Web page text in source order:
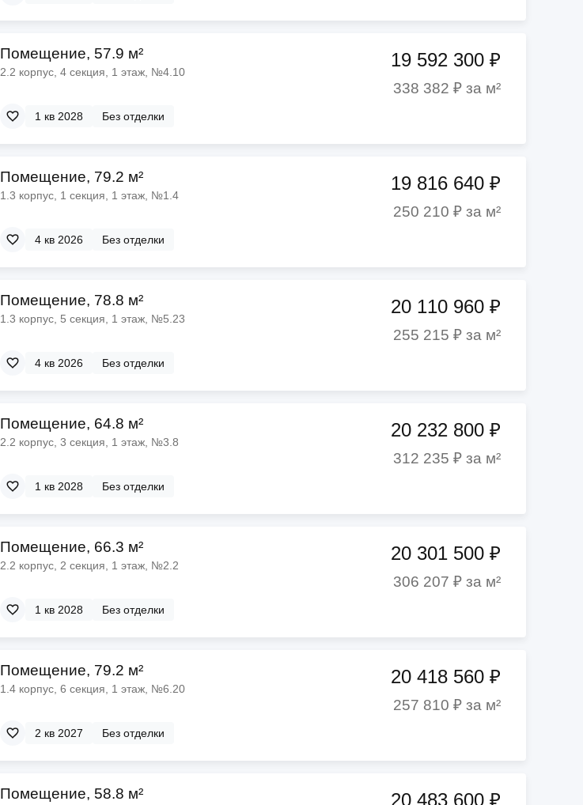
Помещение, 57.9 м²
2.2 корпус, 4 секция, 1 этаж, №4.10
1 кв 2028 Без отделки
19 592 300 ₽
338 382 ₽ за м²
Помещение, 79.2 м²
1.3 корпус, 1 секция, 1 этаж, №1.4
4 кв 2026 Без отделки
19 816 640 ₽
250 210 ₽ за м²
Помещение, 78.8 м²
1.3 корпус, 5 секция, 1 этаж, №5.23
4 кв 2026 Без отделки
20 110 960 ₽
255 215 ₽ за м²
Помещение, 64.8 м²
2.2 корпус, 3 секция, 1 этаж, №3.8
1 кв 2028 Без отделки
20 232 800 ₽
312 235 ₽ за м²
Помещение, 66.3 м²
2.2 корпус, 2 секция, 1 этаж, №2.2
1 кв 2028 Без отделки
20 301 500 ₽
306 207 ₽ за м²
Помещение, 79.2 м²
1.4 корпус, 6 секция, 1 этаж, №6.20
2 кв 2027 Без отделки
20 418 560 ₽
257 810 ₽ за м²
Помещение, 58.8 м² 20 483 600 ₽